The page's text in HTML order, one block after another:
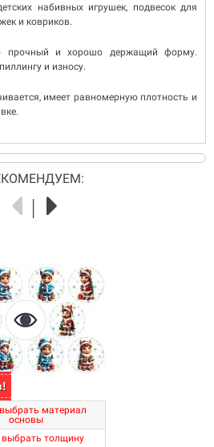
набивных игрушек, подвесок для
и ковриков.
прочный и хорошо держащий форму.
и износу.
имеет равномерную плотность и
материал
основы
толщину